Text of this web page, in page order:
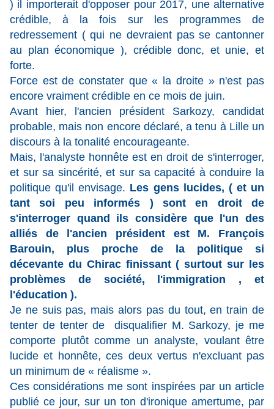
) il importerait d'opposer pour 2017, une alternative
crédible, à la fois sur les programmes de
redressement ( qui ne devraient pas se cantonner
au plan économique ), crédible donc, et unie, et
forte.
Force est de constater que « la droite » n'est pas
encore vraiment crédible en ce mois de juin.
Avant hier, l'ancien président Sarkozy, candidat
probable, mais non encore déclaré, a tenu à Lille un
discours à la tonalité encourageante.
Mais, l'analyste honnête est en droit de s'interroger,
et sur sa sincérité, et sur sa capacité à conduire la
politique qu'il envisage. Les gens lucides, ( et un
tant soi peu informés ) sont en droit de
s'interroger quand ils considère que l'un des
alliés de l'ancien président est M. François
Barouin, plus proche de la politique si
décevante du Chirac finissant ( surtout sur les
problèmes de société, l'immigration , et
l'éducation ).
Je ne suis pas, mais alors pas du tout, en train de
tenter de tenter de disqualifier M. Sarkozy, je me
comporte plutôt comme un analyste, voulant être
lucide et honnête, ces deux vertus n'excluant pas
un minimum de « réalisme ».
Ces considérations me sont inspirées par un article
publié ce jour, sur un ton d'ironique amertume, par